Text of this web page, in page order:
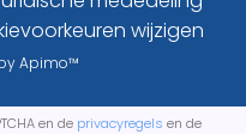
wijzigen
Apimo™
en de privacyregels en de